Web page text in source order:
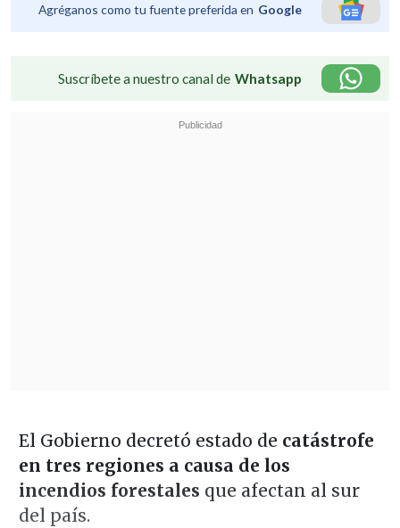
Agréganos como tu fuente preferida en Google
Suscríbete a nuestro canal de Whatsapp
El Gobierno decretó estado de catástrofe
en tres regiones a causa de los
incendios forestales que afectan al sur
del país.